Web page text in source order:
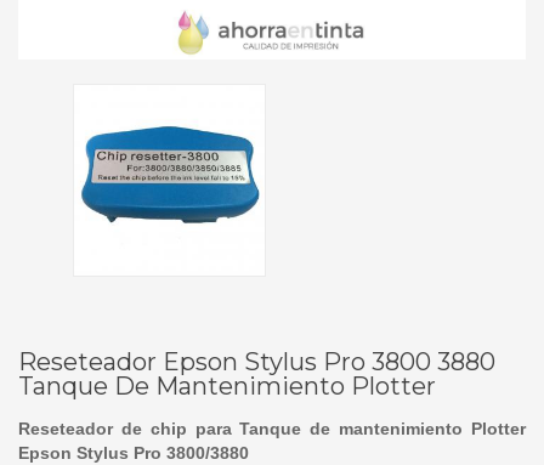
Reseteador Epson Stylus Pro 3800 3880
Tanque De Mantenimiento Plotter
Reseteador de chip para Tanque de mantenimiento Plotter
Epson Stylus Pro 3800/3880